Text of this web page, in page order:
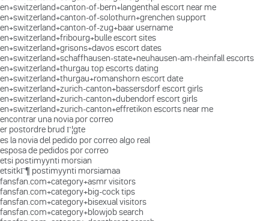
en+switzerland+canton-of-bern+langenthal escort near me
en+switzerland+canton-of-solothurn+grenchen support
en+switzerland+canton-of-zug+baar username
en+switzerland+fribourg+bulle escort sites
en+switzerland+grisons+davos escort dates
en+switzerland+schaffhausen-state+neuhausen-am-rheinfall escorts
en+switzerland+thurgau top escorts dating
en+switzerland+thurgau+romanshorn escort date
en+switzerland+zurich-canton+bassersdorf escort girls
en+switzerland+zurich-canton+dubendorf escort girls
en+switzerland+zurich-canton+effretikon escorts near me
encontrar una novia por correo
er postordre brud Г¦gte
es la novia del pedido por correo algo real
esposa de pedidos por correo
etsi postimyynti morsian
etsitkГ¶ postimyynti morsiamaa
fansfan.com+category+asmr visitors
fansfan.com+category+big-cock tips
fansfan.com+category+bisexual visitors
fansfan.com+category+blowjob search